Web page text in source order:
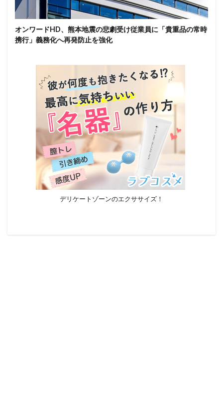
オンワードHD、熊本地震の悲劇受け従業員に「貴重品の常時
携行」義務化へ再発防止を強化
デリケートゾーンのエクササイズ！